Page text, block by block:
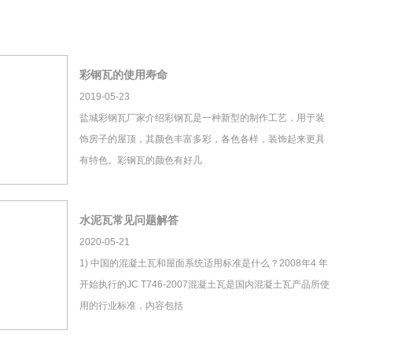
彩钢瓦的使用寿命
2019-05-23
盐城彩钢瓦厂家介绍彩钢瓦是一种新型的制作工艺，用于装
饰房子的屋顶，其颜色丰富多彩，各色各样，装饰起来更具
有特色。彩钢瓦的颜色有好几
水泥瓦常见问题解答
2020-05-21
1) 中国的混凝土瓦和屋面系统适用标准是什么？2008年4 年
开始执行的JC T746-2007混凝土瓦是国内混凝土瓦产品所使
用的行业标准，内容包括